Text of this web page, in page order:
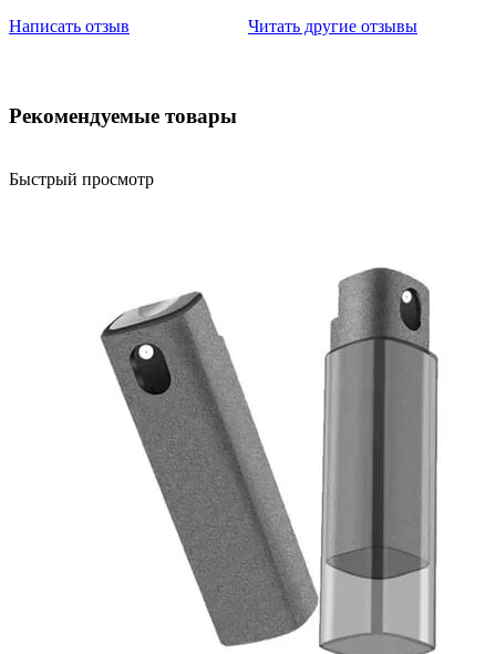
Написать отзыв
Читать другие отзывы
Рекомендуемые товары
Быстрый просмотр